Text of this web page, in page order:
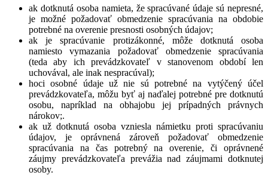
ak dotknutá osoba namieta, že spracúvané údaje sú nepresné,
je možné požadovať obmedzenie spracúvania na obdobie
potrebné na overenie presnosti osobných údajov;
ak je spracúvanie protizákonné, môže dotknutá osoba
namiesto vymazania požadovať obmedzenie spracúvania
(teda aby ich prevádzkovateľ v stanovenom období len
uchovával, ale inak nespracúval);
hoci osobné údaje už nie sú potrebné na vytýčený účel
prevádzkovateľa, môžu byť aj naďalej potrebné pre dotknutú
osobu, napríklad na obhajobu jej prípadných právnych
nárokov;.
ak už dotknutá osoba vzniesla námietku proti spracúvaniu
údajov, je oprávnená zároveň požadovať obmedzenie
spracúvania na čas potrebný na overenie, či oprávnené
záujmy prevádzkovateľa prevážia nad záujmami dotknutej
osoby.